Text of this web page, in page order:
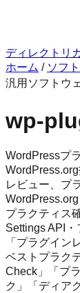
ディレクトリ
ホーム / ソフ
汎用 ソフトウ
wp-
WordPressプ
レビュー、プ
プラクティス
Settings API
「プラグイン
ベストプラク
Check」「プ
ク」「ディア